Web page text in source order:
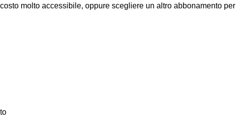
molto accessibile, oppure scegliere un altro abbonamento per